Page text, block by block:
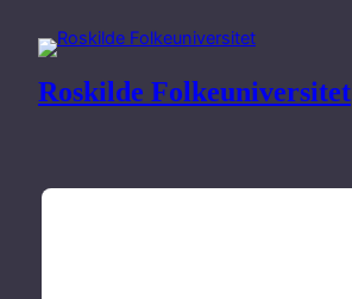
Roskilde Folkeuniversitet